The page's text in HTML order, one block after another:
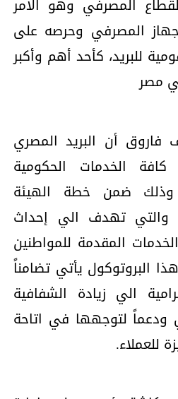
المصرفي وهو الامر
المصرفي وحرصه على
للبريد، كأحد أهم وأكبر
مصر
فاروق أن البريد المصري
الخدمات الحكومية
وذلك ضمن خطة الهيئة
والتي تهدف الي إحداث
المقدمة للمواطنين
البروتوكول يأتي تضامناً
الي زيادة الشفافية
ودعماً لتوجهها في اتاحة
للعملاء.